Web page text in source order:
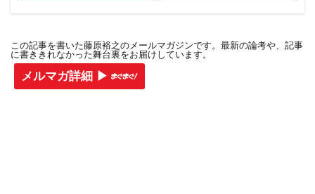
この記事を書いた藤原裕之のメールマガジンです。最新の論考や、記事
に書ききれなかった舞台裏をお届けしています。
メルマガ詳細 ▶︎